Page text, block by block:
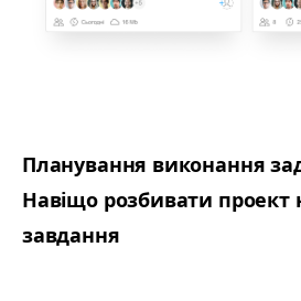
Планування виконання
Навіщо розбивати проект
завдання